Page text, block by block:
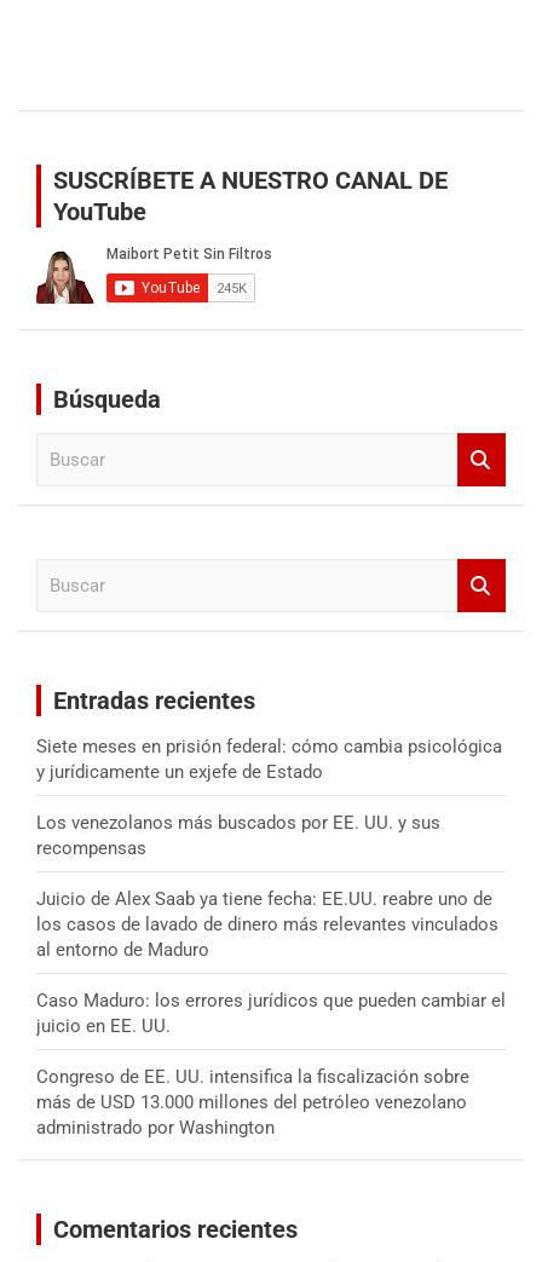
SUSCRÍBETE A NUESTRO CANAL DE
YouTube
Búsqueda
Entradas recientes
Siete meses en prisión federal: cómo cambia psicológica
y jurídicamente un exjefe de Estado
Los venezolanos más buscados por EE. UU. y sus
recompensas
Juicio de Alex Saab ya tiene fecha: EE.UU. reabre uno de
los casos de lavado de dinero más relevantes vinculados
al entorno de Maduro
Caso Maduro: los errores jurídicos que pueden cambiar el
juicio en EE. UU.
Congreso de EE. UU. intensifica la fiscalización sobre
más de USD 13.000 millones del petróleo venezolano
administrado por Washington
Comentarios recientes